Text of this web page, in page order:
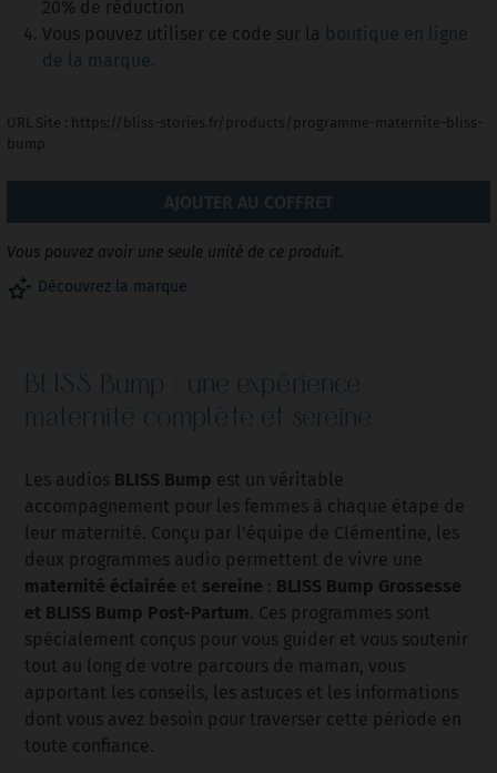
20% de réduction
Vous pouvez utiliser ce code sur la boutique en ligne
de la marque.
URL Site : https://bliss-stories.fr/products/programme-maternite-bliss-
bump
AJOUTER AU COFFRET
Vous pouvez avoir une seule unité de ce produit.
Découvrez la marque
BLISS Bump : une expérience
maternité complète et sereine
Les audios BLISS Bump est un véritable
accompagnement pour les femmes à chaque étape de
leur maternité. Conçu par l'équipe de Clémentine, les
deux programmes audio permettent de vivre une
maternité éclairée et sereine : BLISS Bump Grossesse
et BLISS Bump Post-Partum. Ces programmes sont
spécialement conçus pour vous guider et vous soutenir
tout au long de votre parcours de maman, vous
apportant les conseils, les astuces et les informations
dont vous avez besoin pour traverser cette période en
toute confiance.